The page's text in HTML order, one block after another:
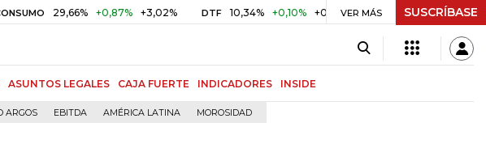
29,66% +0,87% +3,02% DTF 10,34% +0,10% +0,98% UVR $ 416,91 +$ 0,05 +0,01%
VER MÁS SUSCRÍBASE
ASUNTOS LEGALES CAJA FUERTE INDICADORES INSIDE
ARGOS EBITDA AMÉRICA LATINA MOROSIDAD